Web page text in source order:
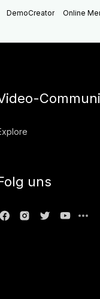
DemoCreator Online
uns